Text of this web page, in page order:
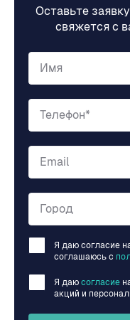
Оставьте
свяжется с
Имя
Телефон*
Email
Город
Я даю согласие
соглашаюсь c
Я даю согласие
акций и